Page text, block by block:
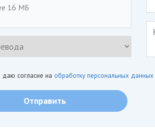
16 МБ
согласие на обработку персональных данных